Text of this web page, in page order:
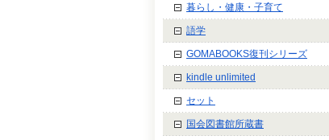
暮らし・健康・子育て
語学
GOMABOOKS復刊シリーズ
kindle unlimited
セット
国会図書館所蔵書